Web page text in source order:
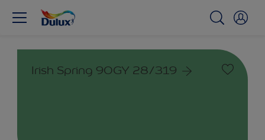
Irish Spring 90GY 28/319